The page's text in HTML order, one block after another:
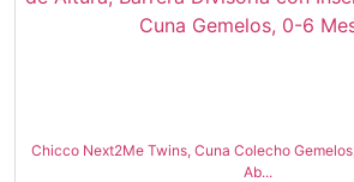
Chicco Next2Me Twins, Cuna Colecho
Ab...